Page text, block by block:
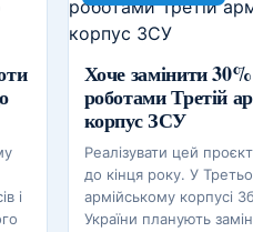
і
Хоче замінити
роботами Третій
корпус ЗСУ
Реалізувати цей
до кінця року. У
армійському корпусі
України планують